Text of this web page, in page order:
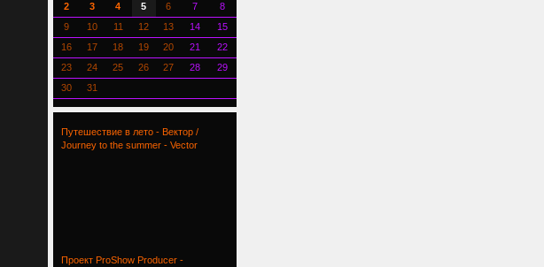
2
3 4 5 6 7
8
9
10 11 12 13 14
15
16
17 18 19 20 21
22
23
24 25 26 27 28
29
30
31
Путешествие в лето - Вектор /
Journey to the summer - Vector
Проект ProShow Producer -